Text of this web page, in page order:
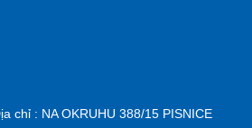
chỉ : NA OKRUHU 388/15 PISNICE